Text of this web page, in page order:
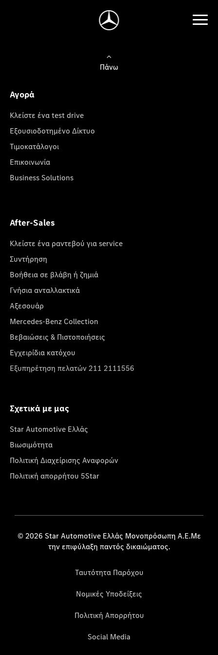
Πάνω
Αγορά
Κλείστε ένα test drive
Εξουσιοδοτημένο Δίκτυο
Τιμοκατάλογοι
Επικοινωνία
Business Solutions
After-Sales
Κλείστε ένα ραντεβού για service
Συντήρηση
Βοήθεια σε βλάβη ή ζημιά
Γνήσια ανταλλακτικά
Αξεσουάρ
Mercedes-Benz Collection
Βεβαιώσεις & Πιστοποιήσεις
Εγχειρίδια κατόχου
Εξυπηρέτηση πελατών 211 2111556
Σχετικά με μας
Star Automotive Ελλάς
Βιωσιμότητα
Πολιτική Διαχείρισης Αναφορών
Πολιτική απορρήτου 5Star
© 2026 Star Automotive Ελλάς Μονοπρόσωπη Α.Ε.Με
την επιφύλαξη παντός δικαιώματος.
Ταυτότητα Παρόχου
Νομικές Υποδείξεις
Πολιτική Απορρήτου
Social Media